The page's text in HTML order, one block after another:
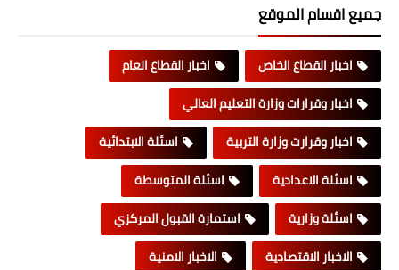
جميع اقسام الموقع
اخبار القطاع الخاص
اخبار القطاع العام
اخبار وقرارات وزارة التعليم العالي
اخبار وقرارت وزارة التربية
اسئلة الابتدائية
اسئلة الاعدادية
اسئلة المتوسطة
اسئلة وزارية
استمارة القبول المركزي
الاخبار الاقتصادية
الاخبار الامنية